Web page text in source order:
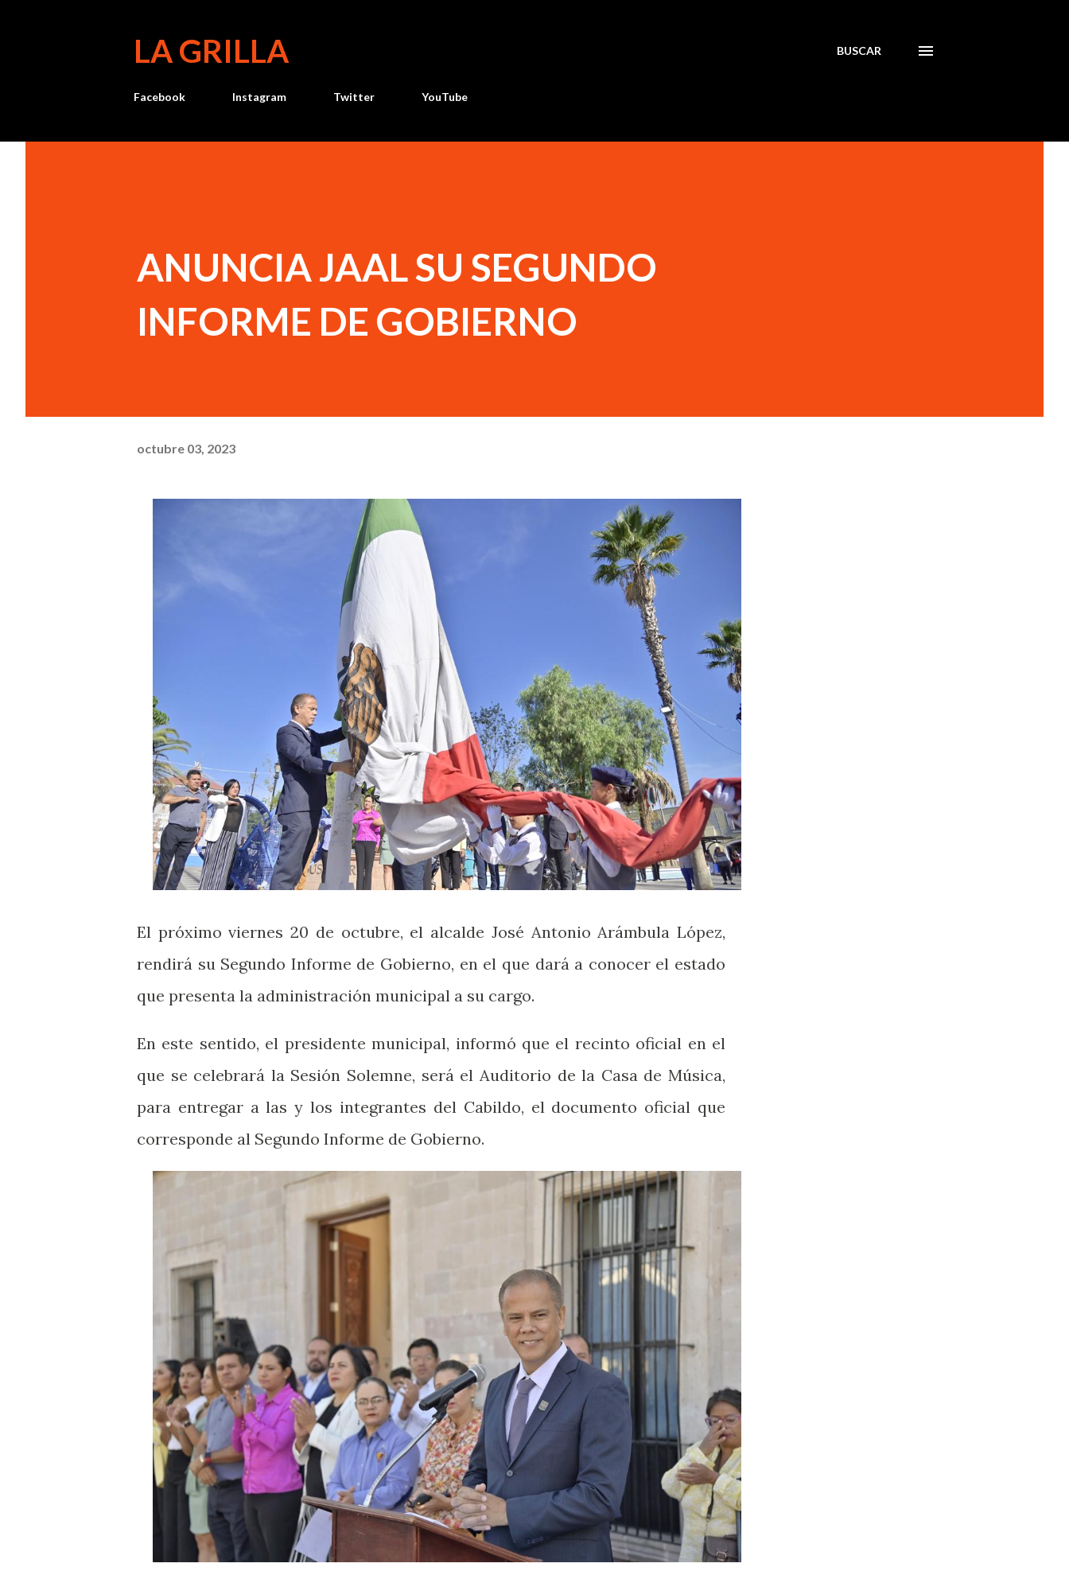
LA GRILLA BUSCAR
Facebook Instagram Twitter YouTube
ANUNCIA JAAL SU SEGUNDO
INFORME DE GOBIERNO
octubre 03, 2023
El próximo viernes 20 de octubre, el alcalde José Antonio Arámbula López,
rendirá su Segundo Informe de Gobierno, en el que dará a conocer el estado
que presenta la administración municipal a su cargo.
En este sentido, el presidente municipal, informó que el recinto oficial en el
que se celebrará la Sesión Solemne, será el Auditorio de la Casa de Música,
para entregar a las y los integrantes del Cabildo, el documento oficial que
corresponde al Segundo Informe de Gobierno.